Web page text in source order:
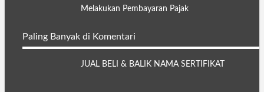
Melakukan Pembayaran Pajak
Paling Banyak di Komentari
JUAL BELI & BALIK NAMA SERTIFIKAT